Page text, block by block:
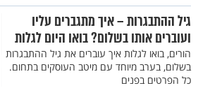
גיל ההתבגרות – איך מתגברים עליו
ועוברים אותו בשלום? בואו היום לגלות
הורים, בואו לגלות איך עוברים את גיל ההתבגרות
בשלום, בערב מיוחד עם מיטב העוסקים בתחום.
כל הפרטים בפנים